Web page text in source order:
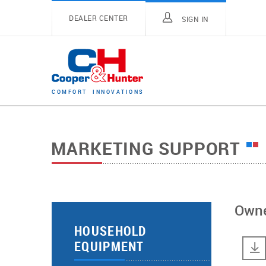
DEALER CENTER SIGN IN
C OM FO RT I N N O V A T I O N S
MARKETING SUPPORT
HOUSEHOLD
EQUIPMENT